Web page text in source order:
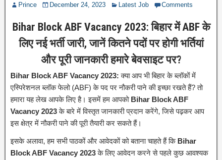
Prince December 24, 2023 Latest Job Comments
Bihar Block ABF Vacancy 2023: बिहार में ABF के
लिए नई भर्ती जारी, जानें कितने पदों पर होगी भर्तियां
और पूरी जानकारी हमारे बेवसाइट पर?
Bihar Block ABF Vacancy 2023: क्या आप भी बिहार के ब्लॉकों में
एस्पिरेशनल ब्लॉक फेलो (ABF) के पद पर नौकरी पाने की इच्छा रखते हैं? तो
हमारा यह लेख आपके लिए है। इसमें हम आपको Bihar Block ABF
Vacancy 2023के बारे में विस्तृत जानकारी प्रदान करेंगे, जिसे पढ़कर आप
इस क्षेत्र में नौकरी पाने की पूरी तैयारी कर सकते हैं।
इसके अलावा, हम सभी पाठकों और आवेदकों को बताना चाहते हैं कि Bihar
Block ABF Vacancy 2023के लिए आवेदन करने से पहले कुछ आवश्यक